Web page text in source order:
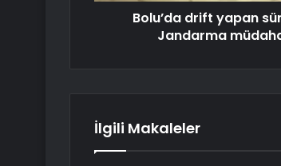
Bolu’da drift yapan
Jandarma
İlgili Makaleler